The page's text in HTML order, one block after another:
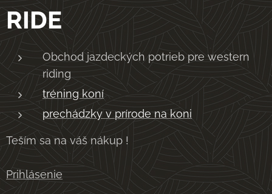
RIDE
Obchod jazdeckých potrieb pre western
riding
tréning koní
prechádzky v prírode na koni
Teším sa na váš nákup !
Prihlásenie